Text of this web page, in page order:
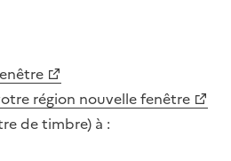
région nouvelle fenêtre
de timbre) à :